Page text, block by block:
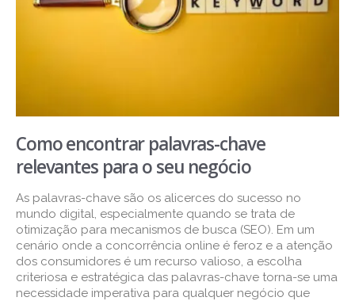
Como encontrar palavras-chave
relevantes para o seu negócio
As palavras-chave são os alicerces do sucesso no
mundo digital, especialmente quando se trata de
otimização para mecanismos de busca (SEO). Em um
cenário onde a concorrência online é feroz e a atenção
dos consumidores é um recurso valioso, a escolha
criteriosa e estratégica das palavras-chave torna-se uma
necessidade imperativa para qualquer negócio que